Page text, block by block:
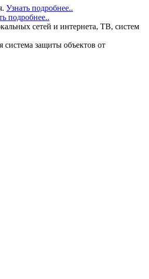
Узнать подробнее..
подробнее..
сетей и интернета, ТВ, систем
защиты объектов от